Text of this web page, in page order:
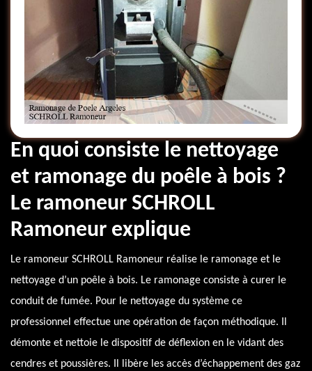
En quoi consiste le nettoyage
et ramonage du poêle à bois ?
Le ramoneur SCHROLL
Ramoneur explique
Le ramoneur SCHROLL Ramoneur réalise le ramonage et le
nettoyage d’un poêle à bois. Le ramonage consiste à curer le
conduit de fumée. Pour le nettoyage du système ce
professionnel effectue une opération de façon méthodique. Il
démonte et nettoie le dispositif de déflexion en le vidant des
cendres et poussières. Il libère les accès d’échappement des gaz